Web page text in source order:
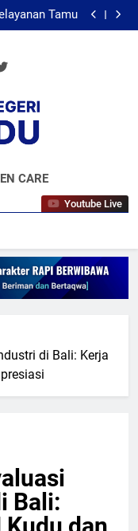
Tamu
PKL
Negeri Kudu
Tamu
CARE
Youtube Live
di Bali: Kerja
Bali: